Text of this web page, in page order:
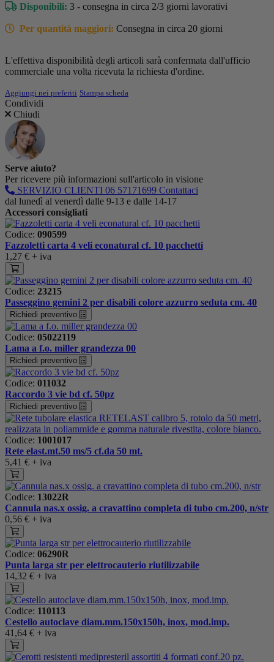
Disponibili: 3 - consegna in circa 2/3 giorni lavorativi
Per quantità maggiori: Consegna in circa 20 giorni
L'effettiva disponibilità degli articoli sarà confermata dall'ufficio
commerciale una volta ricevuta la richiesta d'ordine.
Aggiungi nei preferiti Stampa scheda
Condividi
Chiudi
Serve aiuto?
Per ricevere più informazioni sull'articolo in visione
SERVIZIO CLIENTI 06 57171699 Contattaci
dal lunedì al venerdì dalle 9-13 e dalle 14-17
Accessori consigliati
Codice: 090599
Fazzoletti carta 4 veli econatural cf. 10 pacchetti
1,27 € + iva
Codice: 23215
Passeggino gemini 2 per disabili colore azzurro seduta cm. 40
Richiedi preventivo
Codice: 05022119
Lama a f.o. miller grandezza 00
Richiedi preventivo
Codice: 011032
Raccordo 3 vie bd cf. 50pz
Richiedi preventivo
Codice: 1001017
Rete elast.mt.50 ms/5 cf.da 50 mt.
5,41 € + iva
Codice: 13022R
Cannula nas.x ossig. a cravattino completa di tubo cm.200, n/str
0,56 € + iva
Codice: 06290R
Punta larga str per elettrocauterio riutilizzabile
14,32 € + iva
Codice: 110113
Cestello autoclave diam.mm.150x150h, inox, mod.imp.
41,64 € + iva